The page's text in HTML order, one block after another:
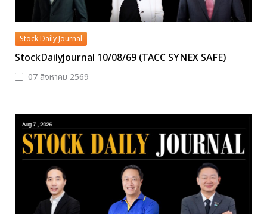
Stock Daily Journal
StockDailyJournal 10/08/69 (TACC SYNEX SAFE)
07 สิงหาคม 2569